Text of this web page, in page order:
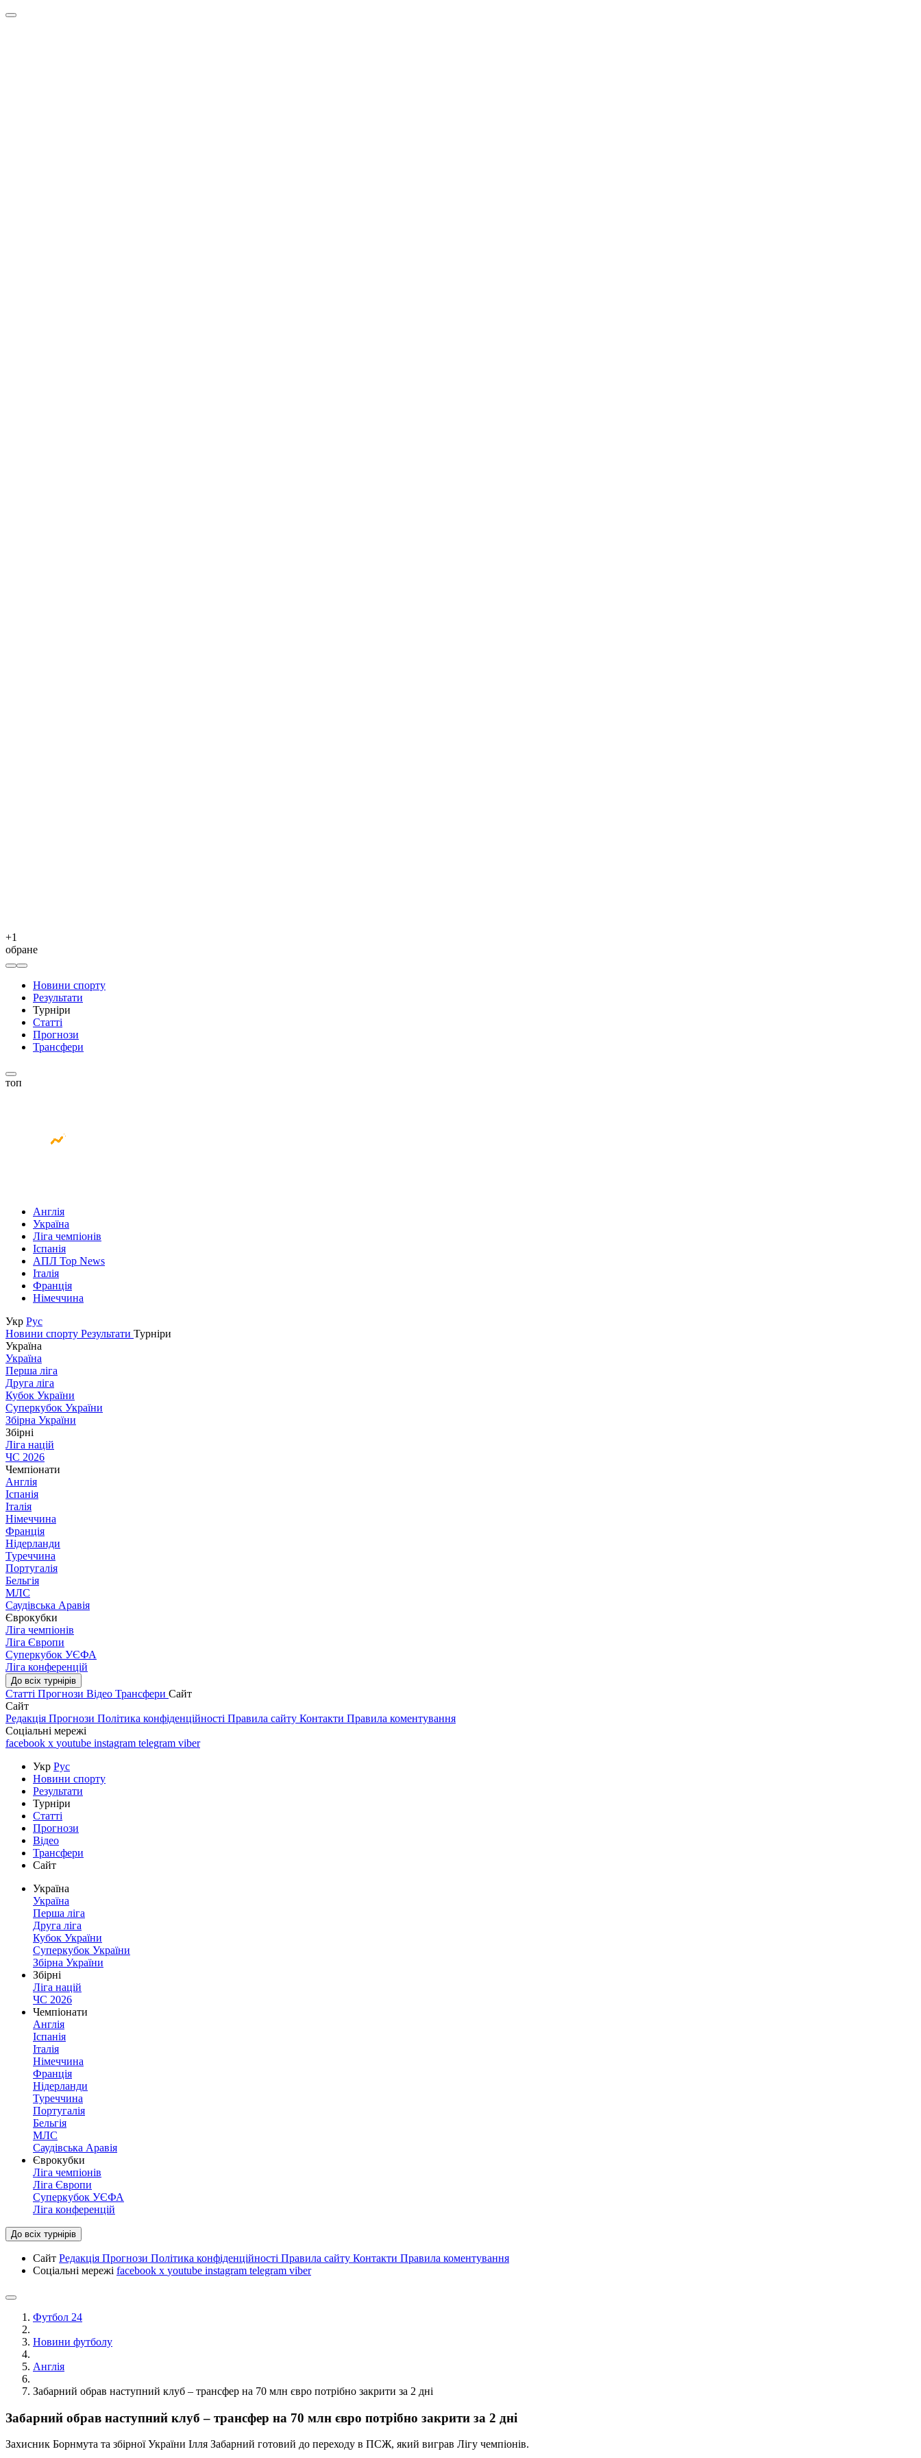
+1
обране
Новини спорту
Результати
Турніри
Статті
Прогнози
Трансфери
топ
Англія
Україна
Ліга чемпіонів
Іспанія
АПЛ Top News
Італія
Франція
Німеччина
Укр Рус
Новини спорту Результати Турніри
Україна
Україна
Перша ліга
Друга ліга
Кубок України
Суперкубок України
Збірна України
Збірні
Ліга націй
ЧС 2026
Чемпіонати
Англія
Іспанія
Італія
Німеччина
Франція
Нідерланди
Туреччина
Португалія
Бельгія
МЛС
Саудівська Аравія
Єврокубки
Ліга чемпіонів
Ліга Європи
Суперкубок УЄФА
Ліга конференцій
До всіх турнірів
Статті Прогнози Відео Трансфери Сайт
Сайт
Редакція Прогнози Політика конфіденційності Правила сайту Контакти Правила коментування
Соціальні мережі
facebook x youtube instagram telegram viber
Укр Рус
Новини спорту
Результати
Турніри
Статті
Прогнози
Відео
Трансфери
Сайт
Україна
Україна
Перша ліга
Друга ліга
Кубок України
Суперкубок України
Збірна України
Збірні
Ліга націй
ЧС 2026
Чемпіонати
Англія
Іспанія
Італія
Німеччина
Франція
Нідерланди
Туреччина
Португалія
Бельгія
МЛС
Саудівська Аравія
Єврокубки
Ліга чемпіонів
Ліга Європи
Суперкубок УЄФА
Ліга конференцій
До всіх турнірів
Сайт Редакція Прогнози Політика конфіденційності Правила сайту Контакти Правила коментування
Соціальні мережі facebook x youtube instagram telegram viber
Футбол 24
Новини футболу
Англія
Забарний обрав наступний клуб – трансфер на 70 млн євро потрібно закрити за 2 дні
Забарний обрав наступний клуб – трансфер на 70 млн євро потрібно закрити за 2 дні
Захисник Борнмута та збірної України Ілля Забарний готовий до переходу в ПСЖ, який виграв Лігу чемпіонів.